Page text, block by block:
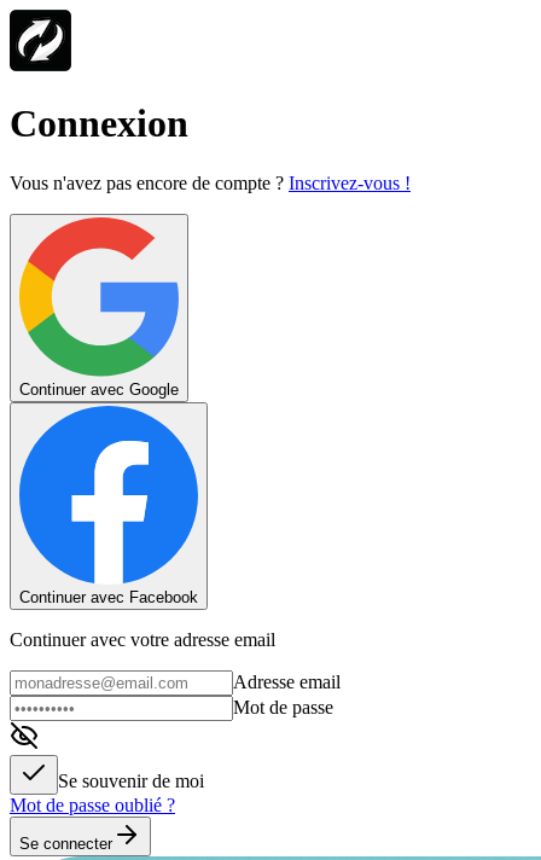
Connexion
Vous n'avez pas encore de compte ? Inscrivez-vous !
Continuer avec Google
Continuer avec Facebook
Continuer avec votre adresse email
Adresse email
Mot de passe
Se souvenir de moi
Mot de passe oublié ?
Se connecter